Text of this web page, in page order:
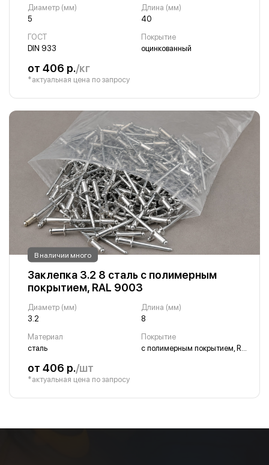
Диаметр (мм)
5
Длина (мм)
40
ГОСТ
DIN 933
Покрытие
оцинкованный
от 406 р./кг
*актуальная цена по запросу
В наличии много
Заклепка 3.2 8 сталь с полимерным
покрытием, RAL 9003
Диаметр (мм)
3.2
Длина (мм)
8
Материал
сталь
Покрытие
с полимерным покрытием, RAL 9003
от 406 р./шт
*актуальная цена по запросу